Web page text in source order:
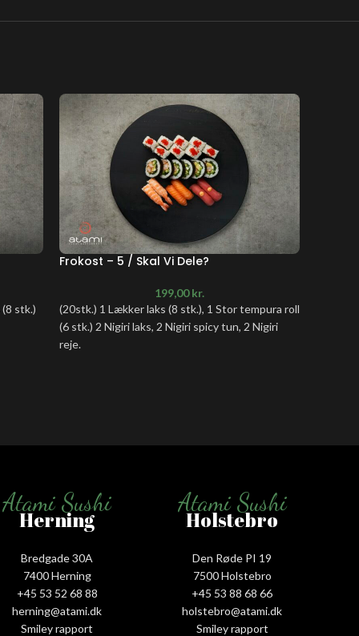
stk.)
Frokost – 5 / Skal Vi Dele?
199,00kr.
(20stk.) 1 Lækker laks (8 stk.), 1 Stor tempura roll
(6 stk.) 2 Nigiri laks, 2 Nigiri spicy tun, 2 Nigiri
reje.
Atami Sushi
Herning
Bredgade 30A
7400 Herning
+45 53 52 68 88
herning@atami.dk
Smiley rapport
Atami Sushi
Holstebro
Den Røde PI 19
7500 Holstebro
+45 53 88 68 66
holstebro@atami.dk
Smiley rapport